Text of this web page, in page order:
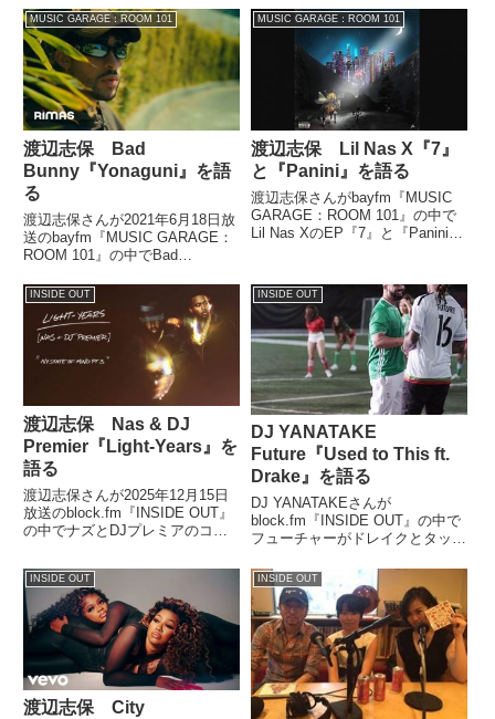
PUNPEEさんのグリーンステー
ジでのライブなどを話していまし
た。
踊る』などでのラジオ放送作家の
仕事について話していました。
【この後す...
MUSIC GARAGE：ROOM 101
渡辺志保 Bad
Bunny『Yonaguni』を語
る
渡辺志保さんが2021年6月18日放
送のbayfm『MUSIC GARAGE：
ROOM 101』の中でBad
ました。
MUSIC GARAGE：ROOM 101
渡辺志保 Lil Nas X『7』
と『Panini』を語る
渡辺志保さんがbayfm『MUSIC
GARAGE：ROOM 101』の中で
Lil Nas XのEP『7』と『Panini』
新EP『7』を特集したいなという
風に思っております。この番...
INSIDE OUT
渡辺志保 Nas & DJ
Premier『Light-Years』を
語る
渡辺志保さんが2025年12月15日
放送のblock.fm『INSIDE OUT』
の中でナズとDJプレミアのコラ
て話していました。
INSIDE OUT
DJ YANATAKE
Future『Used to This ft.
Drake』を語る
DJ YANATAKEさんが
block.fm『INSIDE OUT』の中で
フューチャーがドレイクとタッグ
紹介していました。 On iTunes
now!!!! @future champagnepa...
INSIDE OUT
渡辺志保 City
INSIDE OUT